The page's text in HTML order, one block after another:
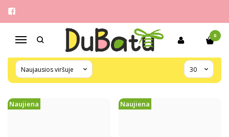
Navigacija
0
FLIP UA
Pagrindinis Pirkite pagal gamintoją Flip UA
Naujiena Naujiena